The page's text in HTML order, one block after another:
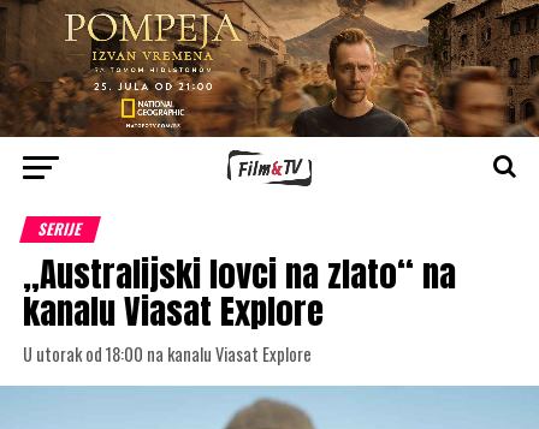
SERIJE
„Australijski lovci na zlato“ na
kanalu Viasat Explore
U utorak od 18:00 na kanalu Viasat Explore